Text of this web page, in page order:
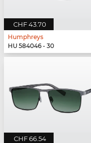
CHF 43.70
Humphreys
HU 584046 - 30
CHF 66.54